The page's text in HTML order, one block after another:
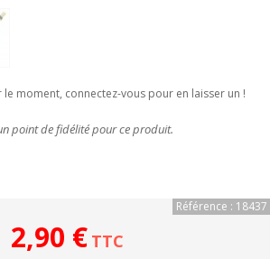
moment, connectez-vous pour en laisser un !
point de fidélité pour ce produit.
Référence : 18437
2,90 € TTC